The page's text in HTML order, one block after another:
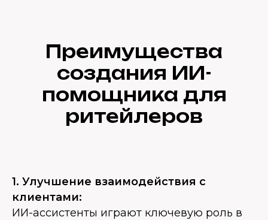
Преимущества
создания ИИ-
помощника для
ритейлеров
1. Улучшение взаимодействия с
клиентами:
ИИ-ассистенты играют ключевую роль в